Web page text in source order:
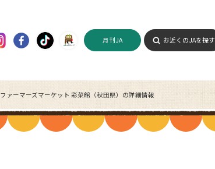
月刊JA お近くのJAを探す
ファーマーズマーケット 彩菜館（秋田県）の詳細情報